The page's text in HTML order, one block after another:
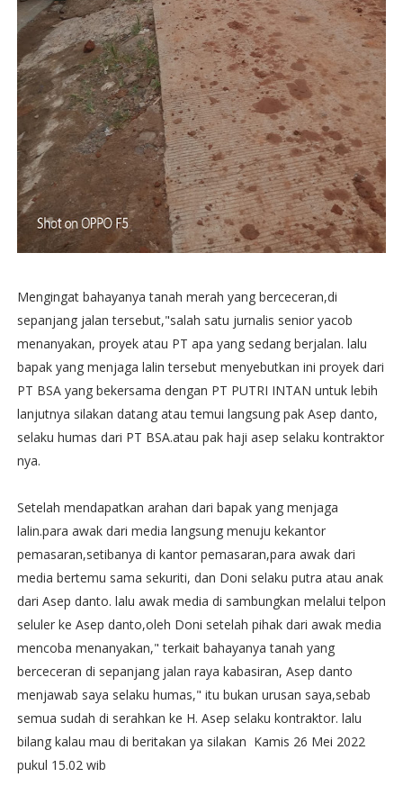
Mengingat bahayanya tanah merah yang berceceran,di
sepanjang jalan tersebut,"salah satu jurnalis senior yacob
menanyakan, proyek atau PT apa yang sedang berjalan. lalu
bapak yang menjaga lalin tersebut menyebutkan ini proyek dari
PT BSA yang bekersama dengan PT PUTRI INTAN untuk lebih
lanjutnya silakan datang atau temui langsung pak Asep danto,
selaku humas dari PT BSA.atau pak haji asep selaku kontraktor
nya.
Setelah mendapatkan arahan dari bapak yang menjaga
lalin.para awak dari media langsung menuju kekantor
pemasaran,setibanya di kantor pemasaran,para awak dari
media bertemu sama sekuriti, dan Doni selaku putra atau anak
dari Asep danto. lalu awak media di sambungkan melalui telpon
seluler ke Asep danto,oleh Doni setelah pihak dari awak media
mencoba menanyakan," terkait bahayanya tanah yang
berceceran di sepanjang jalan raya kabasiran, Asep danto
menjawab saya selaku humas," itu bukan urusan saya,sebab
semua sudah di serahkan ke H. Asep selaku kontraktor. lalu
bilang kalau mau di beritakan ya silakan Kamis 26 Mei 2022
pukul 15.02 wib